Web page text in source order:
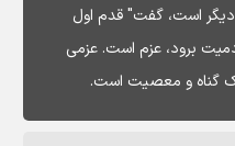
است، گفت" قدم اول
برود، عزم است. عزمی
گناه و معصیت است.